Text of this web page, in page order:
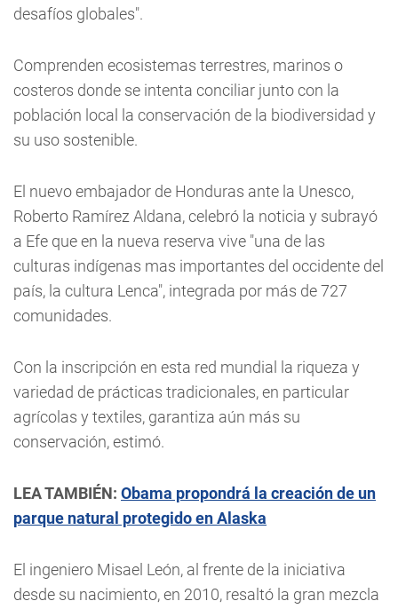
desafíos globales".
Comprenden ecosistemas terrestres, marinos o
costeros donde se intenta conciliar junto con la
población local la conservación de la biodiversidad y
su uso sostenible.
El nuevo embajador de Honduras ante la Unesco,
Roberto Ramírez Aldana, celebró la noticia y subrayó
a Efe que en la nueva reserva vive "una de las
culturas indígenas mas importantes del occidente del
país, la cultura Lenca", integrada por más de 727
comunidades.
Con la inscripción en esta red mundial la riqueza y
variedad de prácticas tradicionales, en particular
agrícolas y textiles, garantiza aún más su
conservación, estimó.
LEA TAMBIÉN: Obama propondrá la creación de un
parque natural protegido en Alaska
El ingeniero Misael León, al frente de la iniciativa
desde su nacimiento, en 2010, resaltó la gran mezcla